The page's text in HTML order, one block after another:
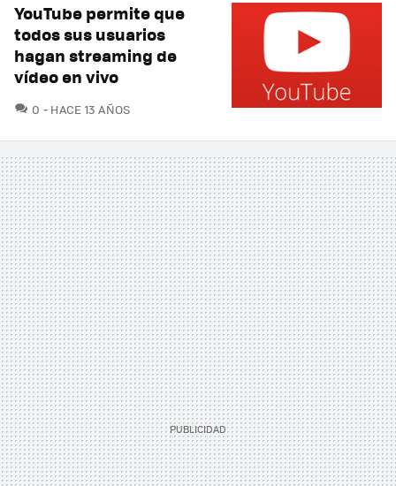
YouTube permite que
todos sus usuarios
hagan streaming de
vídeo en vivo
0 COMENTARIOS
HACE 13 AÑOS